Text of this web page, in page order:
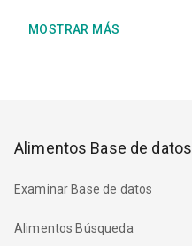
MOSTRAR MÁS
Alimentos Base de datos
Examinar Base de datos
Alimentos Búsqueda